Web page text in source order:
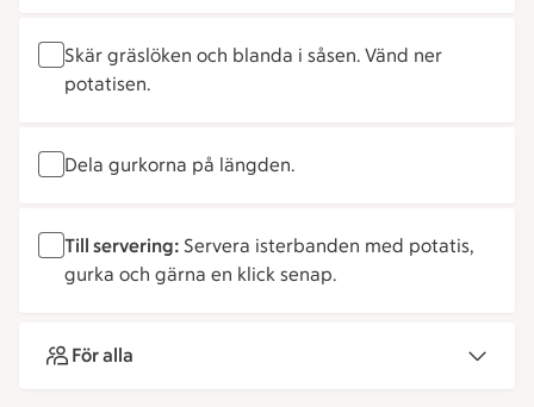
Skär gräslöken och blanda i såsen. Vänd ner
potatisen.
Dela gurkorna på längden.
Till servering: Servera isterbanden med potatis,
gurka och gärna en klick senap.
För alla